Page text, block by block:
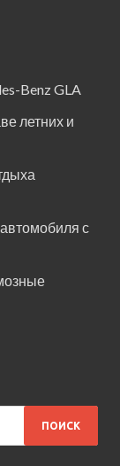
Benz GLA
летних и
с